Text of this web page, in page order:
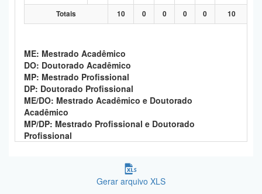
Totais 10 0 0 0 0 10
ME: Mestrado Acadêmico
DO: Doutorado Acadêmico
MP: Mestrado Profissional
DP: Doutorado Profissional
ME/DO: Mestrado Acadêmico e Doutorado
Acadêmico
MP/DP: Mestrado Profissional e Doutorado
Profissional
Gerar arquivo XLS